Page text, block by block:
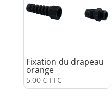
Fixation du drapeau
orange
5,00 € TTC